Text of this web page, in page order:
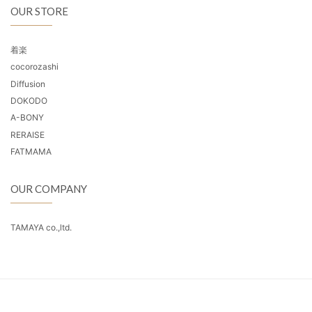
OUR STORE
着楽
cocorozashi
Diffusion
DOKODO
A-BONY
RERAISE
FATMAMA
OUR COMPANY
TAMAYA co.,ltd.